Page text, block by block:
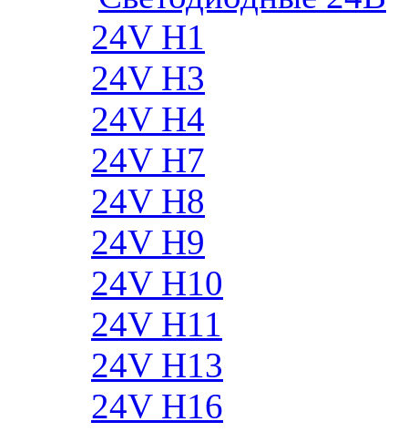
24V H1
24V H3
24V H4
24V H7
24V H8
24V H9
24V H10
24V H11
24V H13
24V H16